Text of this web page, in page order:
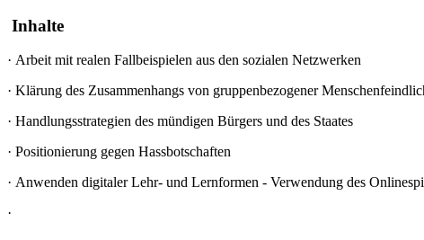
Inhalte
· Arbeit mit realen Fallbeispielen aus den sozialen Netzwerken
· Klärung des Zusammenhangs von gruppenbezogener
· Handlungsstrategien des mündigen Bürgers und des Staates
· Positionierung gegen Hassbotschaften
· Anwenden digitaler Lehr- und Lernformen - Verwendung des
·